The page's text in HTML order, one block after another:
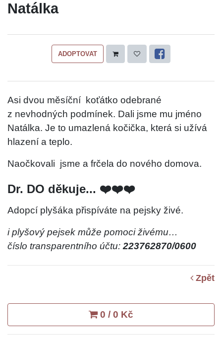
Natálka
ADOPTOVAT
Asi dvou měsíční
koťátko odebrané
z nevhodných podmínek. Dali jsme mu jméno
Natálka. Je to umazlená kočička, která si užívá
hlazení a teplo.
Naočkovali jsme a frčela do nového domova.
Dr. DO děkuje... ❤️❤️❤️
Adopcí plyšáka přispíváte na pejsky živé.
i plyšový pejsek může pomoci živému…
číslo transparentního účtu: 223762870/0600
Zpět
0 / 0 Kč